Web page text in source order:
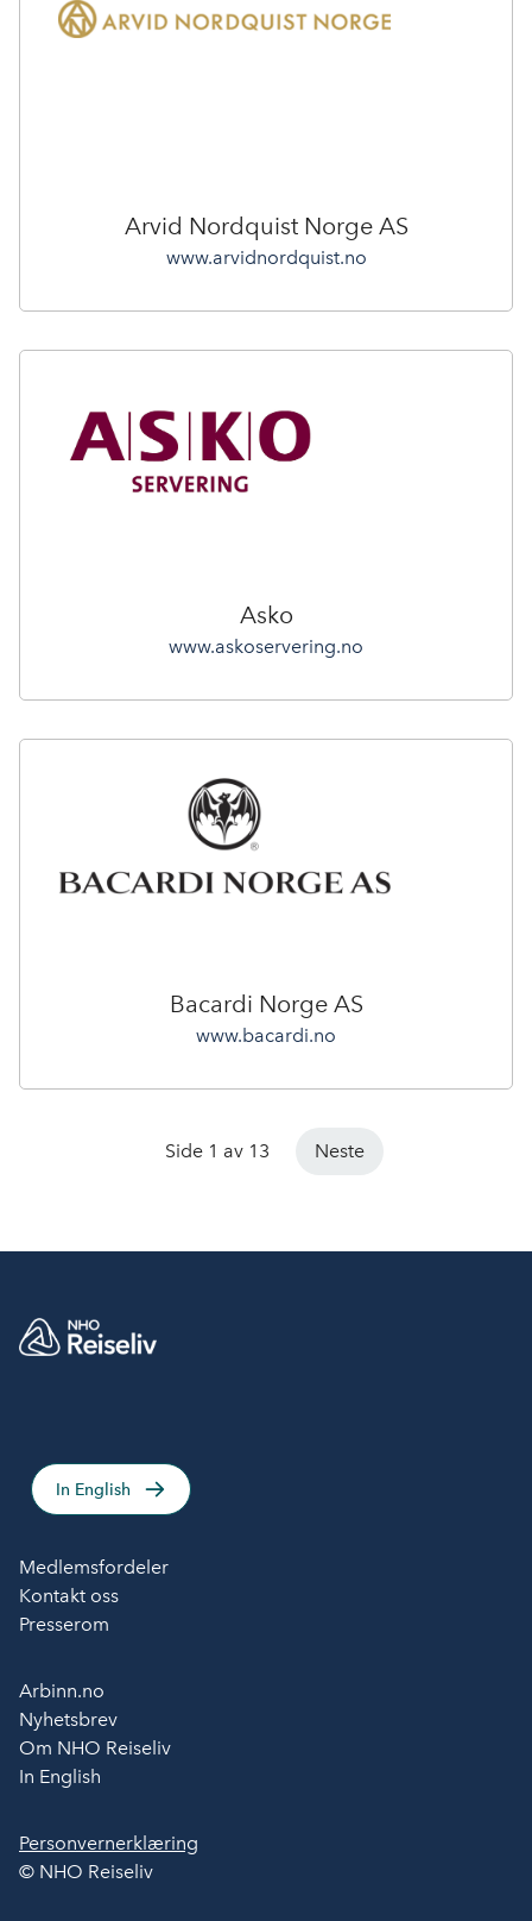
Arvid Nordquist Norge AS
www.arvidnordquist.no
Asko
www.askoservering.no
Bacardi Norge AS
www.bacardi.no
Side 1 av 13 Neste
In English
Medlemsfordeler
Kontakt oss
Presserom
Arbinn.no
Nyhetsbrev
Om NHO Reiseliv
In English
Personvernerklæring
© NHO Reiseliv